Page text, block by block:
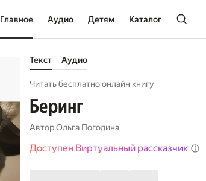
Главное Аудио Детям Каталог
Текст Аудио
Читать бесплатно онлайн книгу
Беринг
АвторОльга Погодина
Доступен Виртуальный рассказчик